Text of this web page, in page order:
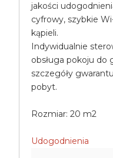
jakości
cyfrowy, szybkie
kąpieli.
Indywidualnie
obsługa pokoju do
szczegóły
pobyt.
Rozmiar: 20 m2
Udogodnienia